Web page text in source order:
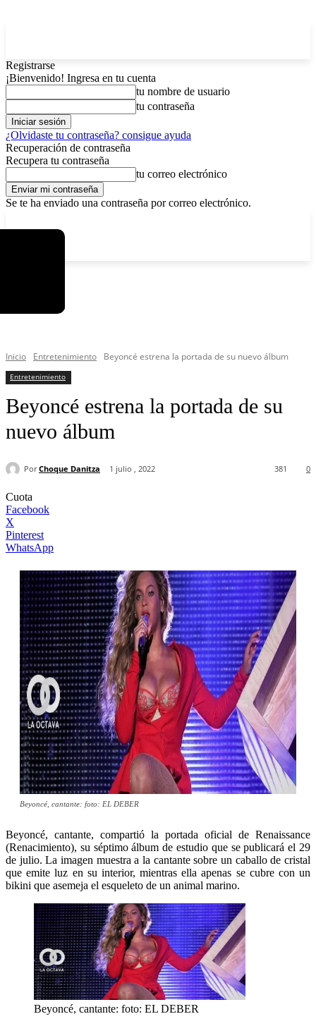
Registrarse
¡Bienvenido! Ingresa en tu cuenta
tu nombre de usuario
tu contraseña
¿Olvidaste tu contraseña? consigue ayuda
Recuperación de contraseña
Recupera tu contraseña
tu correo electrónico
Se te ha enviado una contraseña por correo electrónico.
Inicio Entretenimiento Beyoncé estrena la portada de su nuevo álbum
Entretenimiento
Beyoncé estrena la portada de su
nuevo álbum
Por Choque Danitza 1 julio , 2022 0
381
Cuota
Facebook
X
Pinterest
WhatsApp
Beyoncé, cantante: foto: EL DEBER
Beyoncé, cantante, compartió la portada oficial de Renaissance
(Renacimiento), su séptimo álbum de estudio que se publicará el 29
de julio.La imagen muestra a la cantante sobre un caballo de cristal
que emite luz en su interior, mientras ella apenas se cubre con un
bikini que asemeja el esqueleto de un animal marino.
Beyoncé, cantante: foto: EL DEBER